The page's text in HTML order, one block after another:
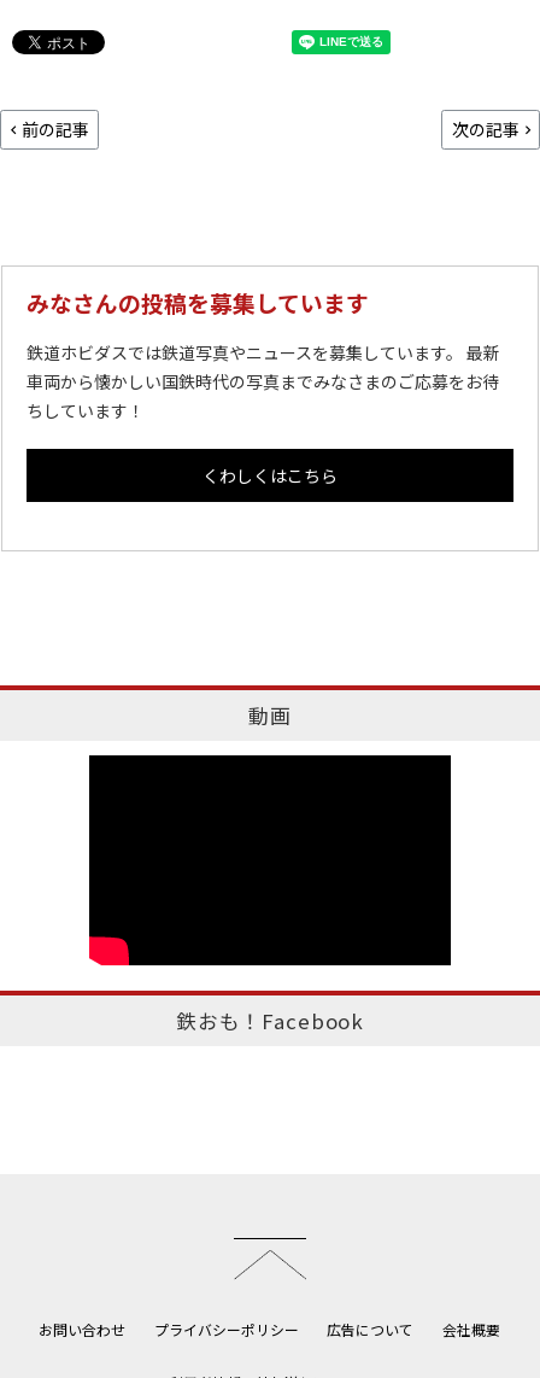
前の記事 次の記事
みなさんの投稿を募集しています
鉄道ホビダスでは鉄道写真やニュースを募集しています。 最新
車両から懐かしい国鉄時代の写真までみなさまのご応募をお待
ちしています！
くわしくはこちら
動画
鉄おも！Facebook
お問い合わせ プライバシーポリシー 広告について 会社概要